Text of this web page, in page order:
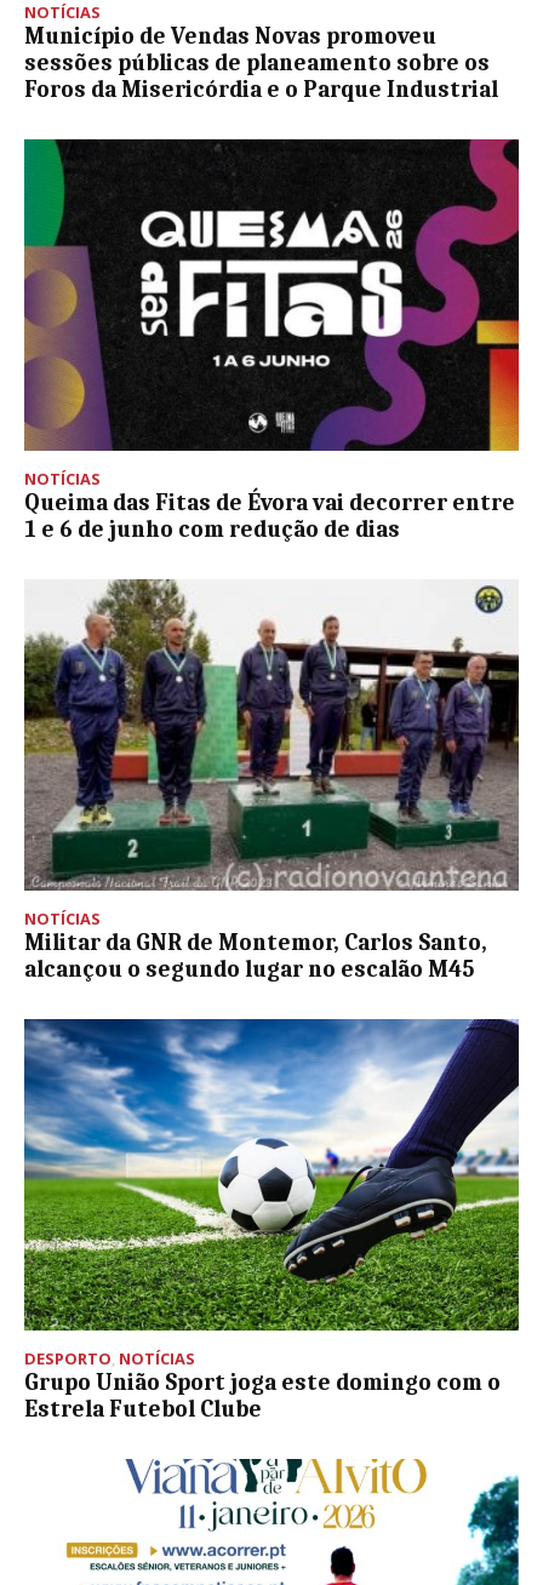
NOTÍCIAS
Município de Vendas Novas promoveu
sessões públicas de planeamento sobre os
Foros da Misericórdia e o Parque Industrial
NOTÍCIAS
Queima das Fitas de Évora vai decorrer entre
1 e 6 de junho com redução de dias
NOTÍCIAS
Militar da GNR de Montemor, Carlos Santo,
alcançou o segundo lugar no escalão M45
DESPORTO, NOTÍCIAS
Grupo União Sport joga este domingo com o
Estrela Futebol Clube